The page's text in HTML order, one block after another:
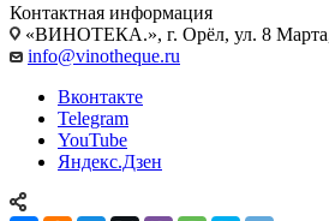
Контактная информация
«ВИНОТЕКА.», г. Орёл, ул. 8
info@vinotheque.ru
Вконтакте
Telegram
YouTube
Яндекс.Дзен